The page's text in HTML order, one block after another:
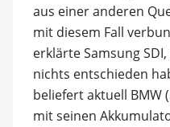
aus einer anderen
mit diesem Fall
erklärte Samsung
nichts entschieden
beliefert aktuell BMW
mit seinen